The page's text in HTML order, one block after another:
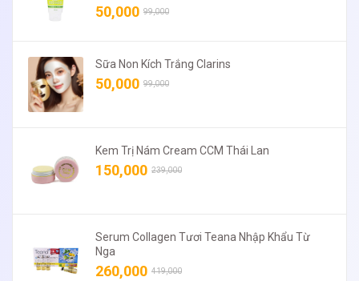
50,000 99,000
Sữa Non Kích Trắng Clarins
50,000 99,000
Kem Trị Nám Cream CCM Thái Lan
150,000 239,000
Serum Collagen Tươi Teana Nhập Khẩu Từ
Nga
260,000 419,000